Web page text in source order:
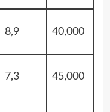
8,9 40,000
7,3 45,000